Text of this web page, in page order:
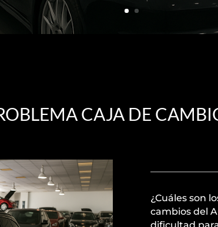
CAJA DE
¿Cuáles son
cambios del